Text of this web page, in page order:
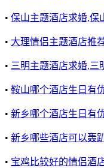
• 保山主题酒店求婚,保
• 大理情侣主题酒店推
• 三明主题酒店求婚,三
• 鞍山哪个酒店生日有
• 新乡哪个酒店生日有
• 新乡哪些酒店可以轰
• 宝鸡比较好的情侣酒